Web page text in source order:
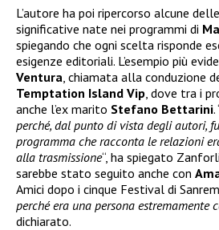
L’autore ha poi ripercorso alcune
significative nate nei programmi di
spiegando che ogni scelta risponde
esigenze editoriali. L’esempio più
Ventura , chiamata alla conduzione
Temptation Island Vip , dove tra i
anche l’ex marito Stefano Bettarini.
perché, dal punto di vista degli autori,
programma che racconta le relazioni
alla trasmissione“, ha spiegato
sarebbe stato seguito anche con
Amici dopo i cinque Festival di
perché era una persona estremamente
dichiarato.